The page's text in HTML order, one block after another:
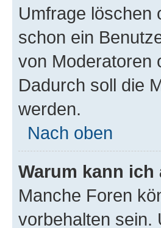
Umfrage löschen
schon ein
von Moderatoren
Dadurch soll die
werden.
Nach oben
Warum kann
Manche Foren
vorbehalten sein.